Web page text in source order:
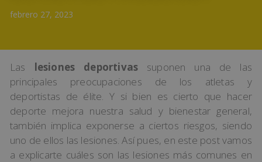
febrero 27, 2023
Las lesiones deportivas suponen una de las
principales preocupaciones de los atletas y
deportistas de élite. Y si bien es cierto que hacer
deporte mejora nuestra salud y bienestar general,
también implica exponerse a ciertos riesgos, siendo
uno de ellos las lesiones. Así pues, en este post vamos
a explicarte cuáles son las lesiones más comunes en